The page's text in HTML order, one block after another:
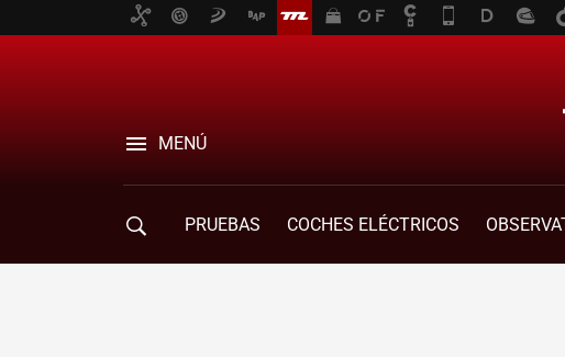
MENÚ
PRUEBAS COCHES ELÉCTRICOS